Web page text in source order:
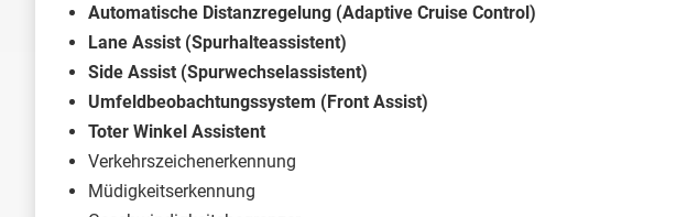
Automatische Distanzregelung (Adaptive Cruise Control)
Lane Assist (Spurhalteassistent)
Side Assist (Spurwechselassistent)
Umfeldbeobachtungssystem (Front Assist)
Toter Winkel Assistent
Verkehrszeichenerkennung
Müdigkeitserkennung